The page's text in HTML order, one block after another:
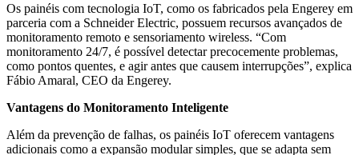
Os painéis com tecnologia IoT, como os fabricados pela Engerey em
parceria com a Schneider Electric, possuem recursos avançados de
monitoramento remoto e sensoriamento wireless. “Com
monitoramento 24/7, é possível detectar precocemente problemas,
como pontos quentes, e agir antes que causem interrupções”, explica
Fábio Amaral, CEO da Engerey.
Vantagens do Monitoramento Inteligente
Além da prevenção de falhas, os painéis IoT oferecem vantagens
adicionais como a expansão modular simples, que se adapta sem